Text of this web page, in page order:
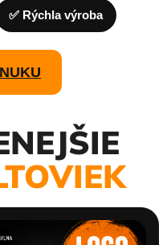
✅ Rýchla výroba